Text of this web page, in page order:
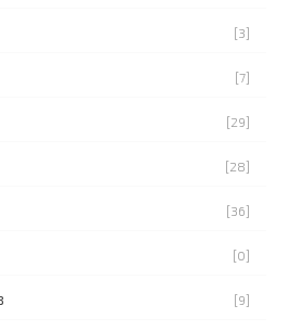
[3]
[7]
[29]
[28]
[36]
[0]
[9]